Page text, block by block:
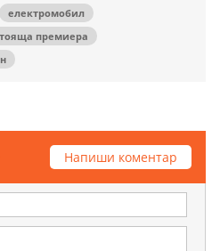
електромобил
премиера
Напиши коментар